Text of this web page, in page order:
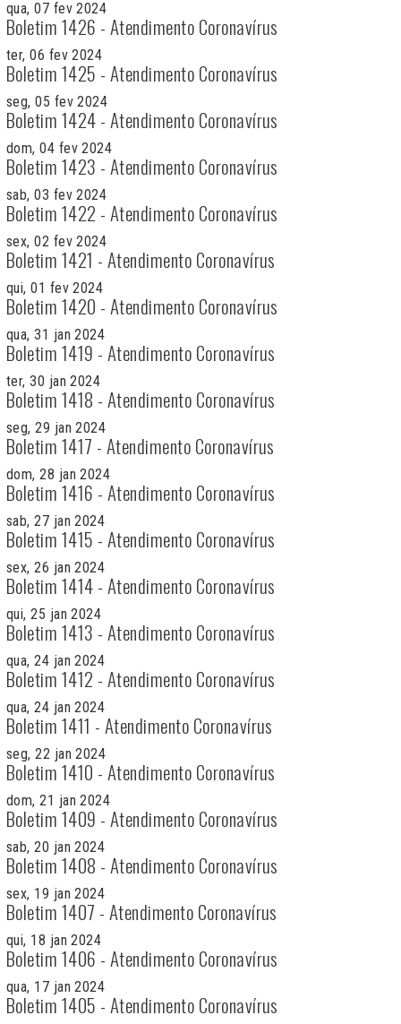
qua, 07 fev 2024
Boletim 1426 - Atendimento Coronavírus
ter, 06 fev 2024
Boletim 1425 - Atendimento Coronavírus
seg, 05 fev 2024
Boletim 1424 - Atendimento Coronavírus
dom, 04 fev 2024
Boletim 1423 - Atendimento Coronavírus
sab, 03 fev 2024
Boletim 1422 - Atendimento Coronavírus
sex, 02 fev 2024
Boletim 1421 - Atendimento Coronavírus
qui, 01 fev 2024
Boletim 1420 - Atendimento Coronavírus
qua, 31 jan 2024
Boletim 1419 - Atendimento Coronavírus
ter, 30 jan 2024
Boletim 1418 - Atendimento Coronavírus
seg, 29 jan 2024
Boletim 1417 - Atendimento Coronavírus
dom, 28 jan 2024
Boletim 1416 - Atendimento Coronavírus
sab, 27 jan 2024
Boletim 1415 - Atendimento Coronavírus
sex, 26 jan 2024
Boletim 1414 - Atendimento Coronavírus
qui, 25 jan 2024
Boletim 1413 - Atendimento Coronavírus
qua, 24 jan 2024
Boletim 1412 - Atendimento Coronavírus
qua, 24 jan 2024
Boletim 1411 - Atendimento Coronavírus
seg, 22 jan 2024
Boletim 1410 - Atendimento Coronavírus
dom, 21 jan 2024
Boletim 1409 - Atendimento Coronavírus
sab, 20 jan 2024
Boletim 1408 - Atendimento Coronavírus
sex, 19 jan 2024
Boletim 1407 - Atendimento Coronavírus
qui, 18 jan 2024
Boletim 1406 - Atendimento Coronavírus
qua, 17 jan 2024
Boletim 1405 - Atendimento Coronavírus